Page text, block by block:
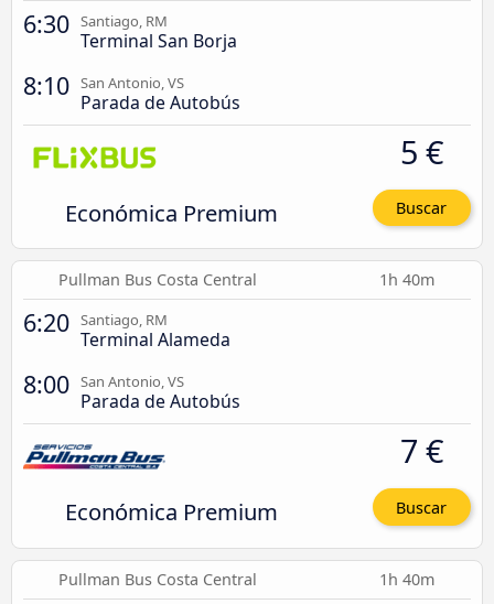
6:30 Santiago, RM
Terminal San Borja
8:10 San Antonio, VS
Parada de Autobús
Económica Premium
5 €
Buscar
Pullman Bus Costa Central 1h 40m
6:20 Santiago, RM
Terminal Alameda
8:00 San Antonio, VS
Parada de Autobús
Económica Premium
7 €
Buscar
Pullman Bus Costa Central 1h 40m